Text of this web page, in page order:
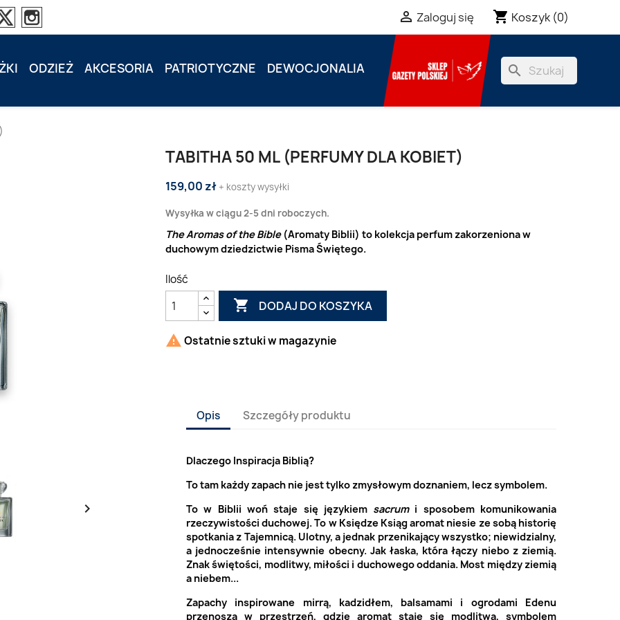
 Zaloguj się shopping_cart Koszyk (0)
ODZIEŻ AKCESORIA PATRIOTYCZNE DEWOCJONALIA search

TABITHA 50 ML (PERFUMY DLA KOBIET)
159,00 zł + koszty wysyłki
Wysyłka w ciągu 2-5 dni roboczych.
The Aromas of the Bible(Aromaty Biblii) to kolekcja perfum zakorzeniona w
duchowym dziedzictwie Pisma Świętego.
Ilość
 DODAJ DO KOSZYKA
 Ostatnie sztuki w magazynie
Opis Szczegóły produktu
Dlaczego Inspiracja Biblią?
To tam każdy zapach nie jest tylko zmysłowym doznaniem, lecz symbolem.
To w Biblii woń staje się językiem sacrumi sposobem komunikowania
rzeczywistości duchowej. To w Księdze Ksiąg aromat niesie ze sobą historię
spotkania z Tajemnicą. Ulotny, a jednak przenikający wszystko; niewidzialny,
a jednocześnie intensywnie obecny. Jak łaska, która łączy niebo z ziemią.
Znak świętości, modlitwy, miłości i duchowego oddania. Most między ziemią
a niebem...
Zapachy inspirowane mirrą, kadzidłem, balsamami i ogrodami Edenu
przenoszą w przestrzeń, gdzie aromat staje się modlitwą, symbolem